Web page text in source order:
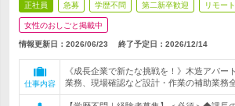
正社員 急募 学歴不問 第二新卒歓迎 リモー
女性のおしごと掲載中
情報更新日：2026/06/23 終了予定日： 2026/12/14
仕事内容
《成長企業で新たな挑戦を！》木造アパー
業務、現場確認など設計・作業の補助業務